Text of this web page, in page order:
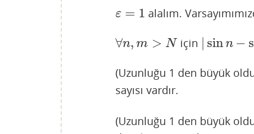
ε = 1
ε=1 alalım.
∀n, m > N
∀n,m> N için | sin n −
|sinn− sin
(Uzunluğu 1 den büyük
sayısı vardır.
(Uzunluğu 1 den büyük